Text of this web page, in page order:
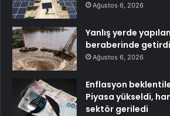
Ağustos 6, 2026
Yanlış yerde
beraberinde getirdi
Ağustos 6, 2026
Enflasyon
Piyasa yükseldi,
sektör geriledi